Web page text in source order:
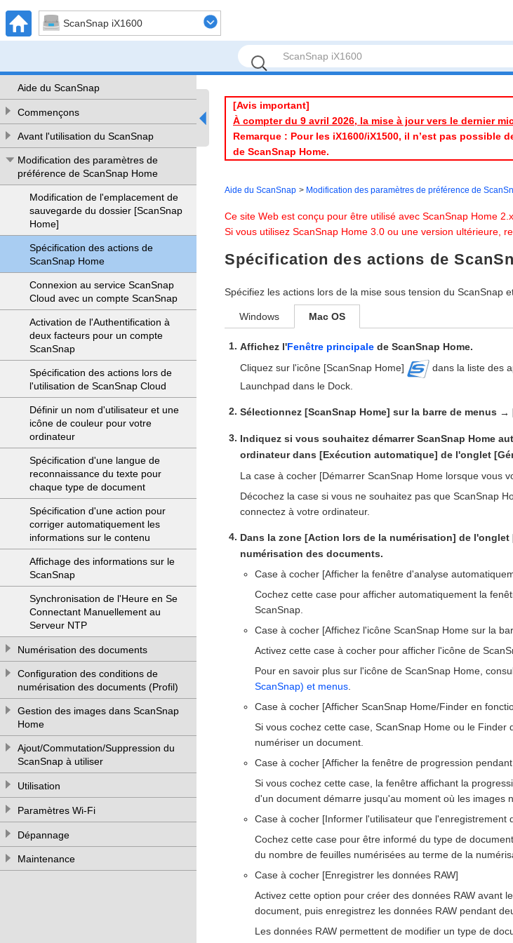
ScanSnap iX1600
Aide du ScanSnap
Commençons
Avant l'utilisation du ScanSnap
Modification des paramètres de
préférence de ScanSnap Home
Modification de l'emplacement de
sauvegarde du dossier [ScanSnap
Home]
Spécification des actions de
ScanSnap Home
Connexion au service ScanSnap
Cloud avec un compte ScanSnap
Activation de l'Authentification à
deux facteurs pour un compte
ScanSnap
Spécification des actions lors de
l'utilisation de ScanSnap Cloud
Définir un nom d'utilisateur et une
icône de couleur pour votre
ordinateur
Spécification d'une langue de
reconnaissance du texte pour
chaque type de document
Spécification d'une action pour
corriger automatiquement les
informations sur le contenu
Affichage des informations sur le
ScanSnap
Synchronisation de l'Heure en Se
Connectant Manuellement au
Serveur NTP
Numérisation des documents
Configuration des conditions de
numérisation des documents (Profil)
Gestion des images dans ScanSnap
Home
Ajout/Commutation/Suppression du
ScanSnap à utiliser
Utilisation
Paramètres Wi-Fi
Dépannage
Maintenance
[Avis important]
À compter du 9 avril 2026, la mise à jour vers le dernier
Remarque : Pour les iX1600/iX1500, il n’est pas possible
de ScanSnap Home.
Aide du ScanSnap Modification des paramètres de préférence de
Ce site Web est conçu pour être utilisé avec ScanSnap Home
Si vous utilisez ScanSnap Home 3.0 ou une version ultérieure,
Spécification des actions de
Spécifiez les actions lors de la mise sous tension du ScanSnap
Windows Mac OS
Affichez l'Fenêtre principale de ScanSnap Home.
Cliquez sur l'icône [ScanSnap Home]
dans la liste des
Launchpad dans le Dock.
Sélectionnez [ScanSnap Home] sur la barre de menus →
Indiquez si vous souhaitez démarrer ScanSnap Home
ordinateur dans [Exécution automatique] de l'onglet
La case à cocher [Démarrer ScanSnap Home lorsque vous
Décochez la case si vous ne souhaitez pas que ScanSnap
connectez à votre ordinateur.
Dans la zone [Action lors de la numérisation] de
numérisation des documents.
Case à cocher [Afficher la fenêtre d'analyse
Cochez cette case pour afficher automatiquement la
ScanSnap.
Case à cocher [Affichez l'icône ScanSnap Home sur la
Activez cette case à cocher pour afficher l'icône de
Pour en savoir plus sur l'icône de ScanSnap Home,
ScanSnap) et menus.
Case à cocher [Afficher ScanSnap Home/Finder en
Si vous cochez cette case, ScanSnap Home ou le
numériser un document.
Case à cocher [Afficher la fenêtre de progression
Si vous cochez cette case, la fenêtre affichant la
d'un document démarre jusqu'au moment où les images
Case à cocher [Informer l'utilisateur que l'enregistrement
Cochez cette case pour être informé du type de
du nombre de feuilles numérisées au terme de la
Case à cocher [Enregistrer les données RAW]
Activez cette option pour créer des données RAW avant
document, puis enregistrez les données RAW pendant
Les données RAW permettent de modifier un type de